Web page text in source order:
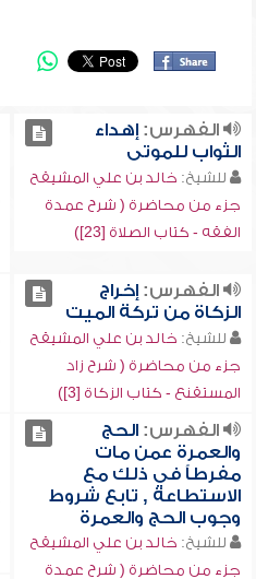
الفهرس:إهداء
الثواب للموتى
للشيخ: خالد بن علي المشيقح
جزء من محاضرة ( شرح عمدة
الفقه - كتاب الصلاة [23])
الفهرس:إخراج
الزكاة من تركة الميت
للشيخ: خالد بن علي المشيقح
جزء من محاضرة ( شرح زاد
المستقنع - كتاب الزكاة [3])
الفهرس:الحج
والعمرة عمن مات
مفرطاً في ذلك مع
الاستطاعة , تابع شروط
وجوب الحج والعمرة
للشيخ: خالد بن علي المشيقح
جزء من محاضرة ( شرح عمدة